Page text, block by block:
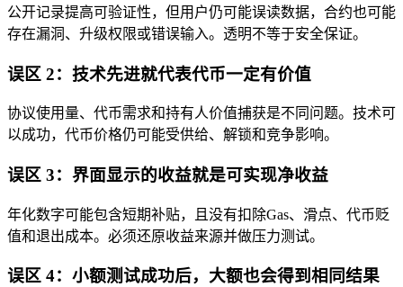
公开记录提高可验证性，但用户仍可能误读数据，合约也可能
存在漏洞、升级权限或错误输入。透明不等于安全保证。
误区 2：技术先进就代表代币一定有价值
协议使用量、代币需求和持有人价值捕获是不同问题。技术可
以成功，代币价格仍可能受供给、解锁和竞争影响。
误区 3：界面显示的收益就是可实现净收益
年化数字可能包含短期补贴，且没有扣除Gas、滑点、代币贬
值和退出成本。必须还原收益来源并做压力测试。
误区 4：小额测试成功后，大额也会得到相同结果